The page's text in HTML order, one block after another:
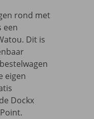
rond met
een
Dit is
eigen
Dockx